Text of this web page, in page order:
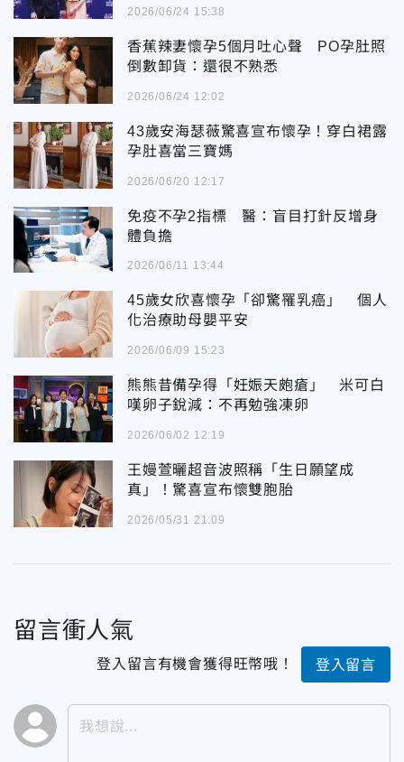
2026/06/24 15:38
香蕉辣妻懷孕5個月吐心聲 PO孕肚照
倒數卸貨：還很不熟悉
2026/06/24 12:02
43歲安海瑟薇驚喜宣布懷孕！穿白裙露
孕肚喜當三寶媽
2026/06/20 12:17
免疫不孕2指標 醫：盲目打針反增身
體負擔
2026/06/11 13:44
45歲女欣喜懷孕「卻驚罹乳癌」 個人
化治療助母嬰平安
2026/06/09 15:23
熊熊昔備孕得「妊娠天皰瘡」 米可白
嘆卵子銳減：不再勉強凍卵
2026/06/02 12:19
王嫚萱曬超音波照稱「生日願望成
真」！驚喜宣布懷雙胞胎
2026/05/31 21:09
留言衝人氣
登入留言有機會獲得旺幣哦！ 登入留言